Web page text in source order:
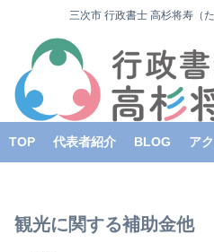
三次市 行政書士 高杉将寿（
TOP 代表者紹介 BLOG ア
観光に関する補助金他